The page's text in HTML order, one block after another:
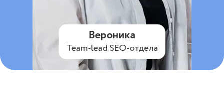
Вероника
Team-lead SEO-отдела